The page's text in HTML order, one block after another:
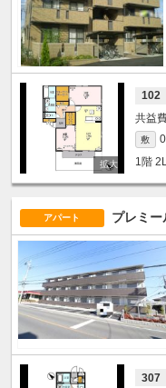
102
敷
1階
アパート プレミー
307